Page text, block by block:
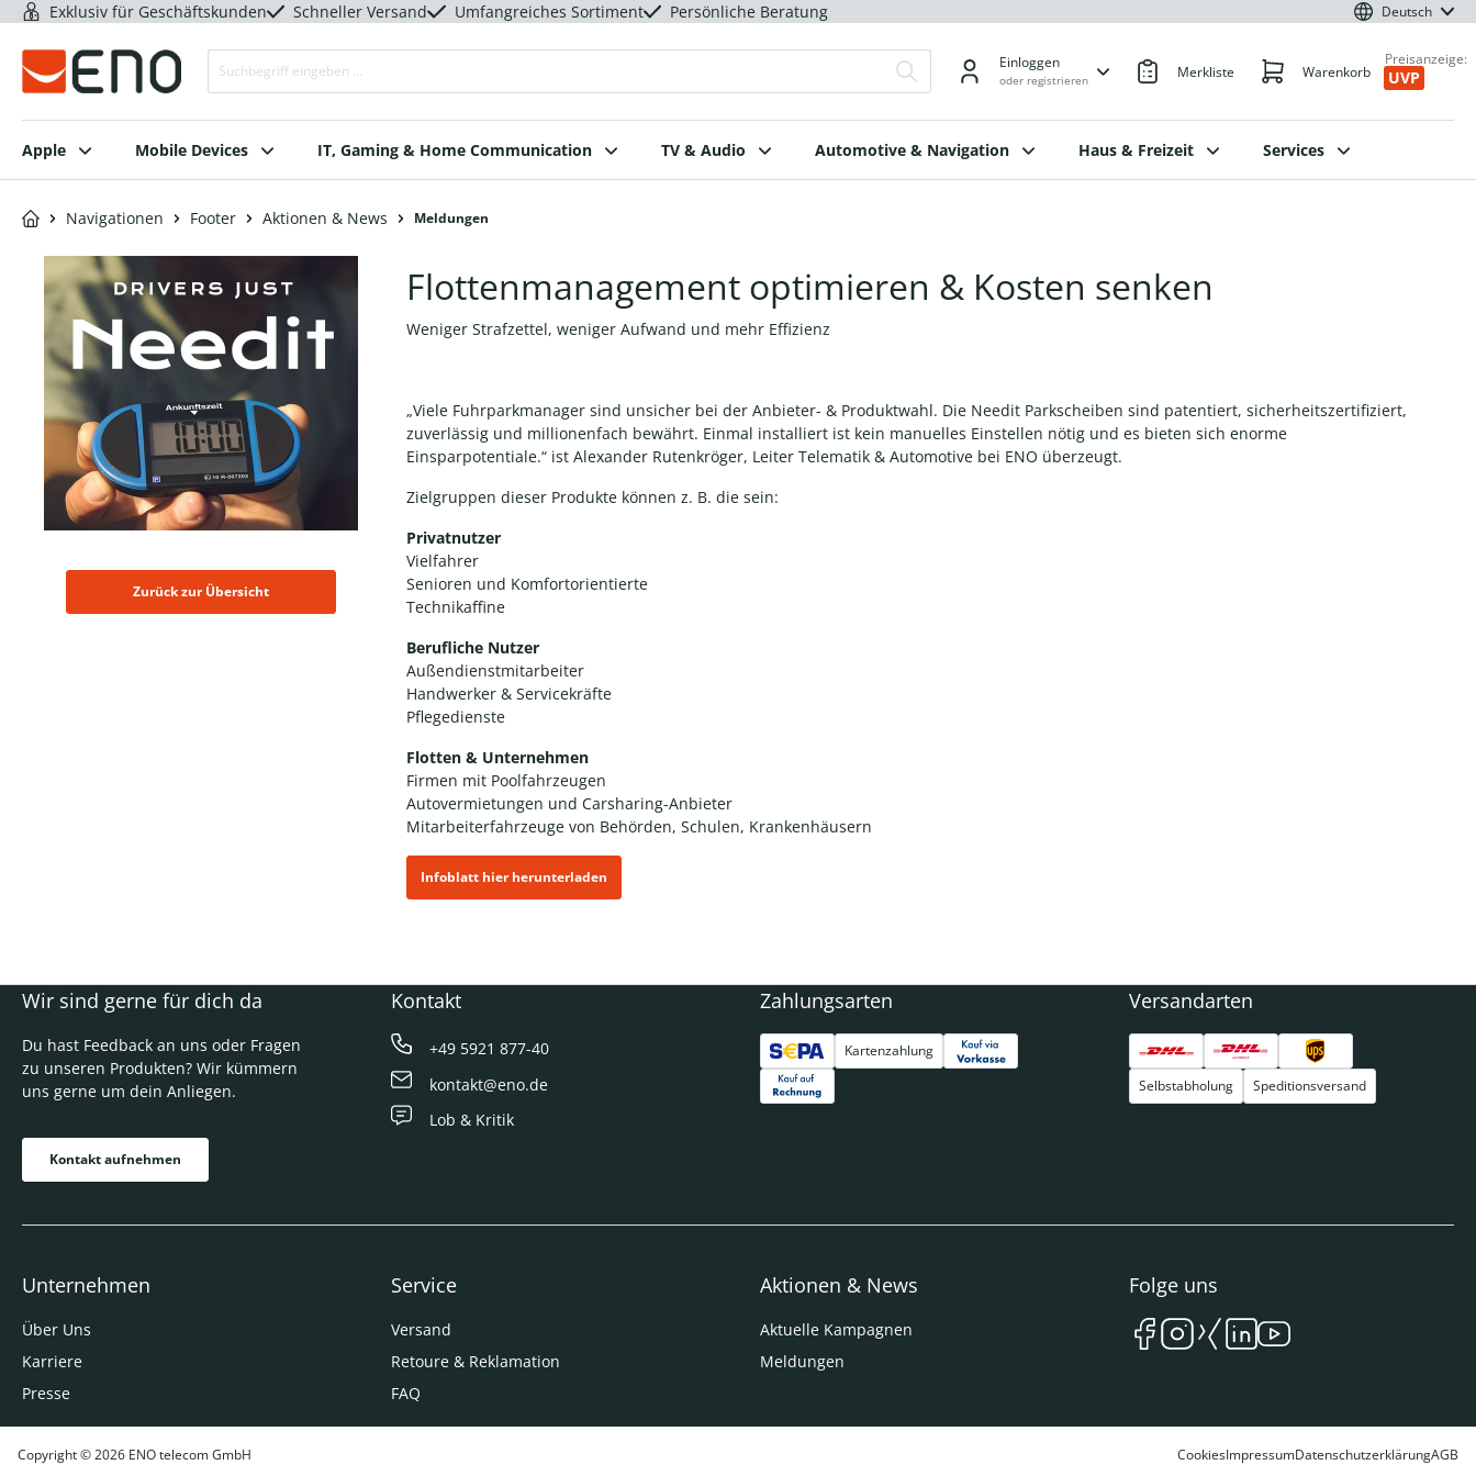
Exklusiv für Geschäftskunden Schneller Versand Umfangreiches Sortiment Persönliche Beratung Deutsch
Einloggen
oder registrieren Merkliste Warenkorb
Preisanzeige:
UVP
Apple Mobile Devices IT, Gaming & Home Communication TV & Audio Automotive & Navigation Haus & Freizeit Services
Navigationen Footer Aktionen & News Meldungen
Zurück zur Übersicht
Flottenmanagement optimieren & Kosten senken
Weniger Strafzettel, weniger Aufwand und mehr Effizienz
„Viele Fuhrparkmanager sind unsicher bei der Anbieter- & Produktwahl. Die Needit Parkscheiben sind patentiert, sicherheitszertifiziert,
zuverlässig und millionenfach bewährt. Einmal installiert ist kein manuelles Einstellen nötig und es bieten sich enorme
Einsparpotentiale.“ ist Alexander Rutenkröger, Leiter Telematik & Automotive bei ENO überzeugt.
Zielgruppen dieser Produkte können z. B. die sein:
Privatnutzer
Vielfahrer
Senioren und Komfortorientierte
Technikaffine
Berufliche Nutzer
Außendienstmitarbeiter
Handwerker & Servicekräfte
Pflegedienste
Flotten & Unternehmen
Firmen mit Poolfahrzeugen
Autovermietungen und Carsharing-Anbieter
Mitarbeiterfahrzeuge von Behörden, Schulen, Krankenhäusern
Infoblatt hier herunterladen
Wir sind gerne für dich da
Du hast Feedback an uns oder Fragen
zu unseren Produkten? Wir kümmern
uns gerne um dein Anliegen.
Kontakt aufnehmen
Kontakt
+49 5921 877-40
kontakt@eno.de
Lob & Kritik
Unternehmen
Über Uns
Karriere
Presse
Service
Versand
Retoure & Reklamation
FAQ
Aktionen & News
Aktuelle Kampagnen
Meldungen
Zahlungsarten
Kartenzahlung
Versandarten
Selbstabholung Speditionsversand
Folge uns
Copyright © 2026 ENO telecom GmbH CookiesImpressumDatenschutzerklärungAGB